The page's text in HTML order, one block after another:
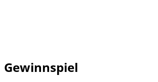
Gewinnspiel